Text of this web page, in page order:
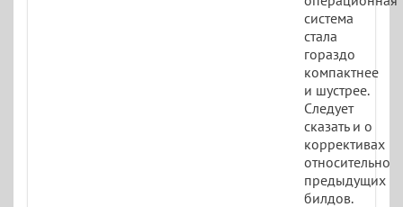
система
стала
гораздо
компактнее
и шустрее.
Следует
сказать и о
коррективах
относительно
предыдущих
билдов.